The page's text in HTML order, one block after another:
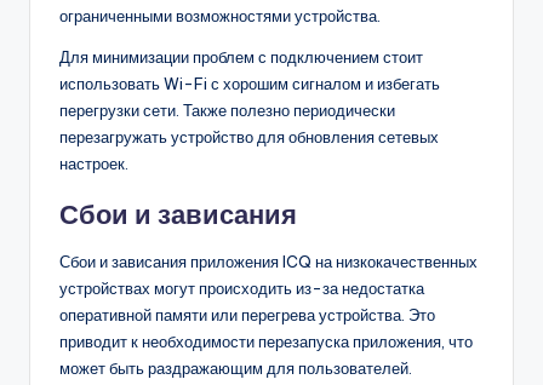
ограниченными возможностями устройства.
Для минимизации проблем с подключением стоит
использовать Wi-Fi с хорошим сигналом и избегать
перегрузки сети. Также полезно периодически
перезагружать устройство для обновления сетевых
настроек.
Сбои и зависания
Сбои и зависания приложения ICQ на низкокачественных
устройствах могут происходить из-за недостатка
оперативной памяти или перегрева устройства. Это
приводит к необходимости перезапуска приложения, что
может быть раздражающим для пользователей.